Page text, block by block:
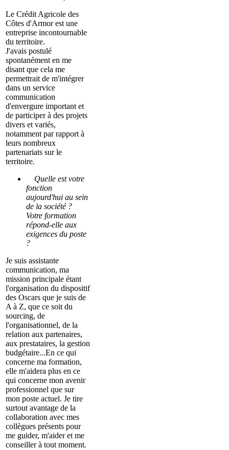
Le Crédit Agricole des
Côtes d'Armor est une
entreprise incontournable
du territoire.
J'avais postulé
spontanément en me
disant que cela me
permettrait de m'intégrer
dans un service
communication
d'envergure important et
de participer à des projets
divers et variés,
notamment par rapport à
leurs nombreux
partenariats sur le
territoire.
Quelle est votre
fonction
aujourd'hui au sein
de la société ?
Votre formation
répond-elle aux
exigences du poste
?
Je suis assistante
communication, ma
mission principale étant
l'organisation du dispositif
des Oscars que je suis de
A à Z, que ce soit du
sourcing, de
l'organisationnel, de la
relation aux partenaires,
aux prestataires, la gestion
budgétaire...En ce qui
concerne ma formation,
elle m'aidera plus en ce
qui concerne mon avenir
professionnel que sur
mon poste actuel. Je tire
surtout avantage de la
collaboration avec mes
collègues présents pour
me guider, m'aider et me
conseiller à tout moment.